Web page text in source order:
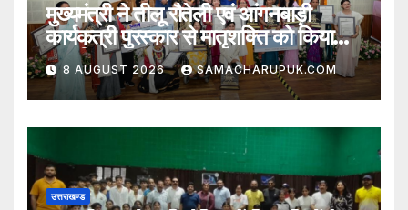
मुख्यमंत्री ने तीलू रौतेली एवं आंगनबाड़ी
कार्यकत्री पुरस्कार से मातृशक्ति को किया
सम्मानित
8 AUGUST 2026 SAMACHARUPUK.COM
उत्तराखण्ड